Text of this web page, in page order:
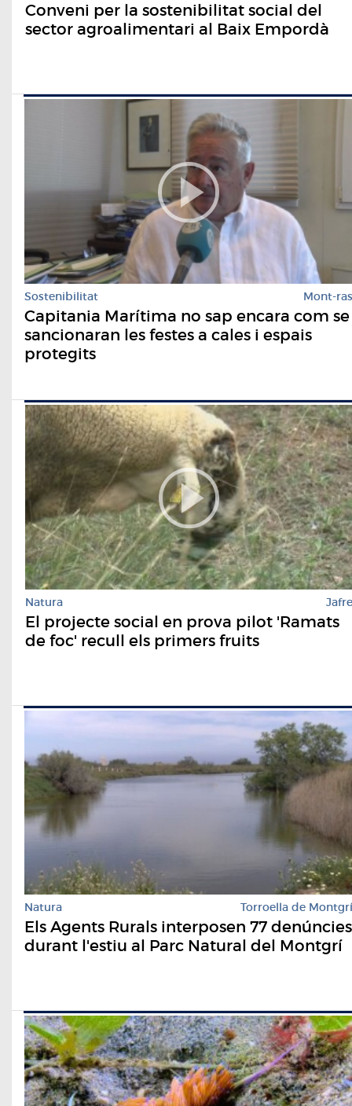
Conveni per la sostenibilitat social del
sector agroalimentari al Baix Empordà
Sostenibilitat Mont-ras
Capitania Marítima no sap encara com se
sancionaran les festes a cales i espais
protegits
Natura Jafre
El projecte social en prova pilot 'Ramats
de foc' recull els primers fruits
Natura Torroella de Montgrí
Els Agents Rurals interposen 77 denúncies
durant l'estiu al Parc Natural del Montgrí